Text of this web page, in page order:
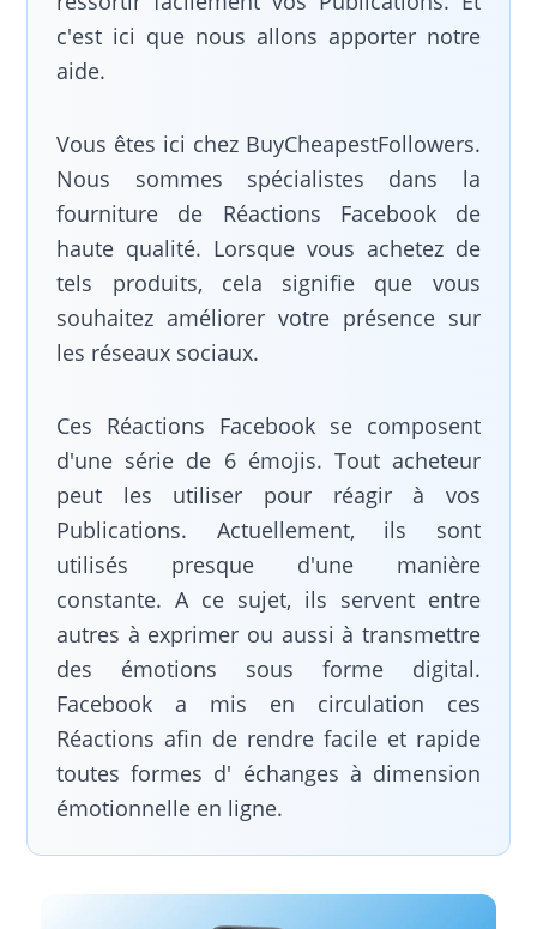
c'est ici que nous allons apporter notre
aide.
Vous êtes ici chez BuyCheapestFollowers.
Nous sommes spécialistes dans la
fourniture de Réactions Facebook de
haute qualité. Lorsque vous achetez de
tels produits, cela signifie que vous
souhaitez améliorer votre présence sur
les réseaux sociaux.
Ces Réactions Facebook se composent
d'une série de 6 émojis. Tout acheteur
peut les utiliser pour réagir à vos
Publications. Actuellement, ils sont
utilisés presque d'une manière
constante. A ce sujet, ils servent entre
autres à exprimer ou aussi à transmettre
des émotions sous forme digital.
Facebook a mis en circulation ces
Réactions afin de rendre facile et rapide
toutes formes d' échanges à dimension
émotionnelle en ligne.